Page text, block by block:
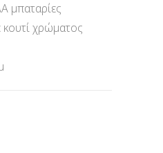
μπαταρίες
χρώματος